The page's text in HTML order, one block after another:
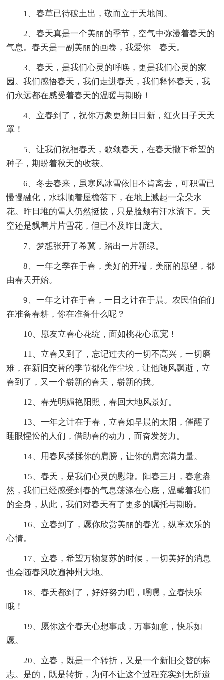
1、春草已待破土出，敬而立于天地间。
2、春天真是一个美丽的季节，空气中弥漫着春天的
气息。春天是一副美丽的画卷，我爱你—春天。
3、春天，是我们心灵的呼唤，更是我们心灵的家
园。我们感悟春天，我们走进春天，我们释怀春天，我
们永远都在感受着春天的温暖与期盼！
4、立春到了，祝你万象更新日日新，红火日子天天
罩！
5、让我们祝福春天，歌颂春天，在春天撒下希望的
种子，期盼着秋天的收获。
6、冬去春来，虽寒风冰雪依旧不肯离去，可积雪已
慢慢融化，水珠顺着屋檐落下，在地上溅起一朵朵水
花。昨日堆的雪人仍然挺拔，只是脸颊有汗水淌下。天
空还是飘着片片雪花，但已不及昨日庞大。
7、梦想张开了希冀，踏出一片新绿。
8、一年之季在于春，美好的开端，美丽的愿望，都
由春天开始。
9、一年之计在于春，一日之计在于晨。农民伯伯们
在准备春耕，你在准备什么呢？
10、愿友立春心花绽，面如桃花心底宽！
11、立春又到了，忘记过去的一切不高兴，一切磨
难，在新旧交替的季节都化作尘埃，让他随风飘逝，立
春到了，又一个崭新的春天，崭新的我。
12、春光明媚艳阳照，春回大地风景好。
13、一年之计在于春，立春如早晨的太阳，催醒了
睡眼惺忪的人们，借助春的动力，而奋发努力。
14、用春风揉揉你的肩膀，让你的肩充满力量。
15、春天，是我们心灵的慰籍。阳春三月，春意盎
然，我们已经感受到春的气息荡涤在心底，温馨着我们
的全身，从此，我们对春天有了更多的嘱托与期盼。
16、立春到了，愿你欣赏美丽的春光，纵享欢乐的
心情。
17、立春，希望万物复苏的时候，一切美好的消息
也会随春风吹遍神州大地。
18、春天都到了，好好努力吧，嘿嘿，立春快乐
哦！
19、愿你这个春天心想事成，万事如意，快乐如
愿。
20、立春，既是一个转折，又是一个新旧交替的标
志。是的，既是转折，为何不让这个过程充实到无所遗